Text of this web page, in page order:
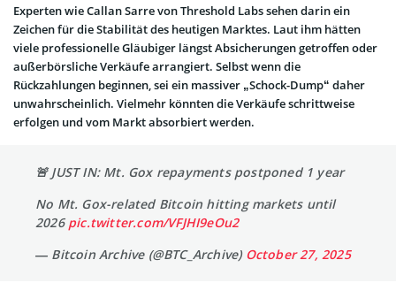
Experten wie Callan Sarre von Threshold Labs sehen darin ein
Zeichen für die Stabilität des heutigen Marktes. Laut ihm hätten
viele professionelle Gläubiger längst Absicherungen getroffen oder
außerbörsliche Verkäufe arrangiert. Selbst wenn die
Rückzahlungen beginnen, sei ein massiver „Schock-Dump“ daher
unwahrscheinlich. Vielmehr könnten die Verkäufe schrittweise
erfolgen und vom Markt absorbiert werden.
🚨 JUST IN: Mt. Gox repayments postponed 1 year
No Mt. Gox-related Bitcoin hitting markets until
2026 pic.twitter.com/VFJHI9eOu2
— Bitcoin Archive (@BTC_Archive) October 27, 2025